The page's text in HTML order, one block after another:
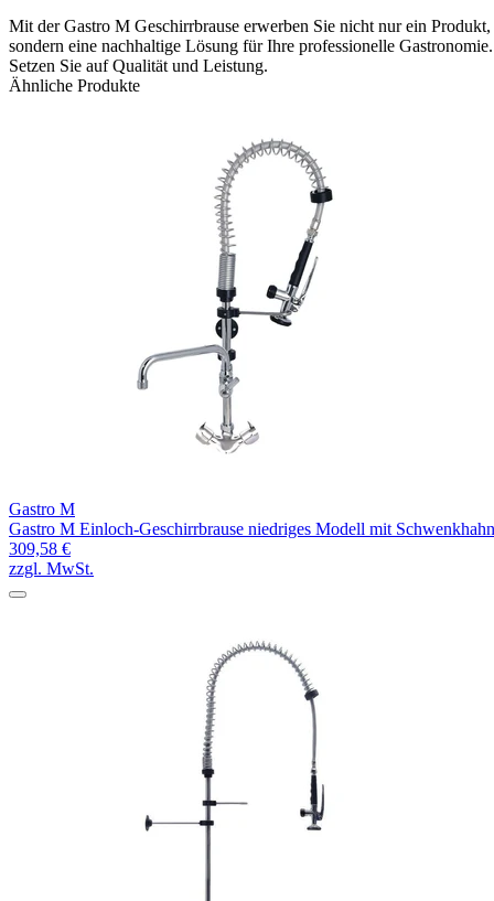
Mit der Gastro M Geschirrbrause erwerben Sie nicht nur ein Produkt,
sondern eine nachhaltige Lösung für Ihre professionelle Gastronomie.
Setzen Sie auf Qualität und Leistung.
Ähnliche Produkte
Gastro M
Gastro M Einloch-Geschirrbrause niedriges Modell mit Schwenkhahn
309,58 €
zzgl. MwSt.